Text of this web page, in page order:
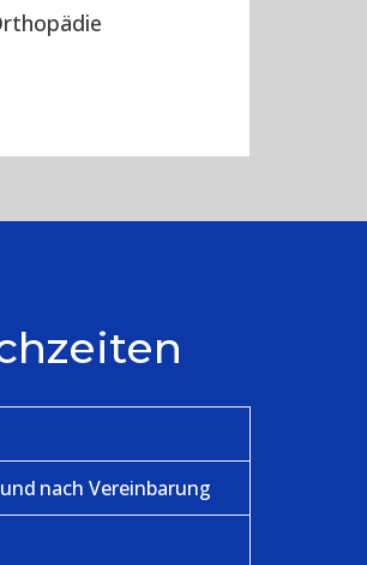
nach Vereinbarung